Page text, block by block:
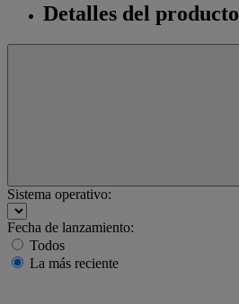
Detalles del producto
Sistema operativo:
Fecha de lanzamiento:
Todos
La más reciente